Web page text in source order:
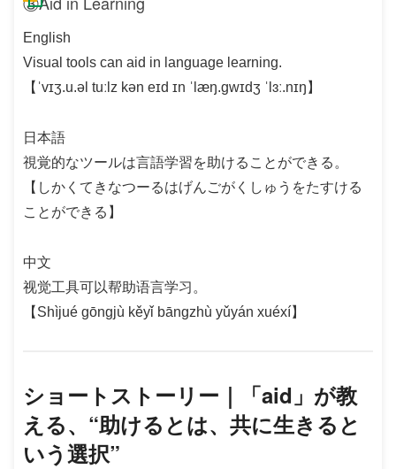
English
Visual tools can aid in language learning.
【ˈvɪʒ.u.əl tuːlz kən eɪd ɪn ˈlæŋ.gwɪdʒ ˈlɜː.nɪŋ】
日本語
視覚的なツールは言語学習を助けることができる。
【しかくてきなつーるはげんごがくしゅうをたすける
ことができる】
中文
视觉工具可以帮助语言学习。
【Shìjué gōngjù kěyǐ bāngzhù yǔyán xuéxí】
ショートストーリー｜「aid」が教
える、“助けるとは、共に生きると
いう選択”